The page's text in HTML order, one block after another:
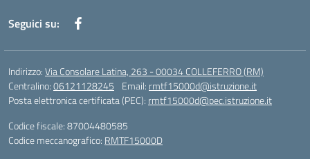
Seguici su:
Indirizzo:Via Consolare Latina, 263 - 00034 COLLEFERRO (RM)
Centralino:06121128245 Email: rmtf15000d@istruzione.it
Posta elettronica certificata (PEC): rmtf15000d@pec.istruzione.it
Codice fiscale: 87004480585
Codice meccanografico: RMTF15000D